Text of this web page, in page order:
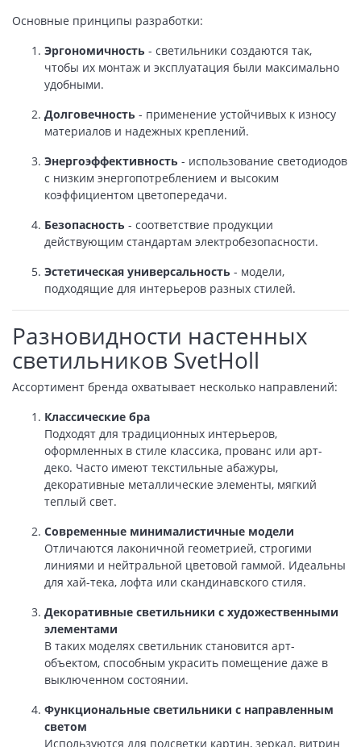
Основные принципы разработки:
Эргономичность - светильники создаются так,
чтобы их монтаж и эксплуатация были максимально
удобными.
Долговечность - применение устойчивых к износу
материалов и надежных креплений.
Энергоэффективность - использование светодиодов
с низким энергопотреблением и высоким
коэффициентом цветопередачи.
Безопасность - соответствие продукции
действующим стандартам электробезопасности.
Эстетическая универсальность - модели,
подходящие для интерьеров разных стилей.
Разновидности настенных
светильников SvetHoll
Ассортимент бренда охватывает несколько направлений:
Классические бра
Подходят для традиционных интерьеров,
оформленных в стиле классика, прованс или арт-
деко. Часто имеют текстильные абажуры,
декоративные металлические элементы, мягкий
теплый свет.
Современные минималистичные модели
Отличаются лаконичной геометрией, строгими
линиями и нейтральной цветовой гаммой. Идеальны
для хай-тека, лофта или скандинавского стиля.
Декоративные светильники с художественными
элементами
В таких моделях светильник становится арт-
объектом, способным украсить помещение даже в
выключенном состоянии.
Функциональные светильники с направленным
светом
Используются для подсветки картин, зеркал, витрин